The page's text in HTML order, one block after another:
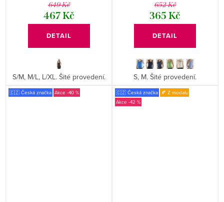
649 Kč
467 Kč
DETAIL
S/M, M/L, L/XL. Šité provedení.
652 Kč
365 Kč
DETAIL
S, M. Šité provedení.
🇨🇿 Česká značka -40 % 🇨🇿 Česká značka 🍂 Z modalu
-42 %